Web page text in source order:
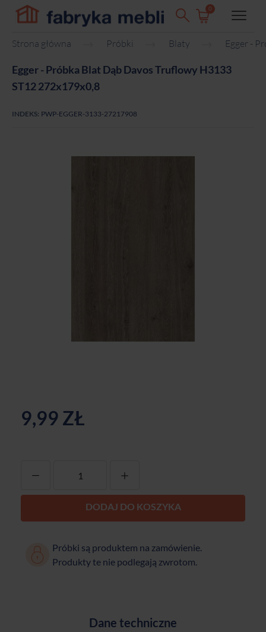
0
Strona główna Próbki Blaty Egger -
Egger - Próbka Blat Dąb Davos Truflowy H3133
ST12 272x179x0,8
INDEKS: PWP-EGGER-3133-27217908
9,99 ZŁ
DODAJ DO KOSZYKA
Próbki są produktem na zamówienie.
Produkty te nie podlegają zwrotom.
Dane techniczne